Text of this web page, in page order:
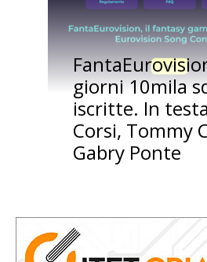
giorni 10mila
iscritte. In
Corsi, Tommy
Gabry Ponte